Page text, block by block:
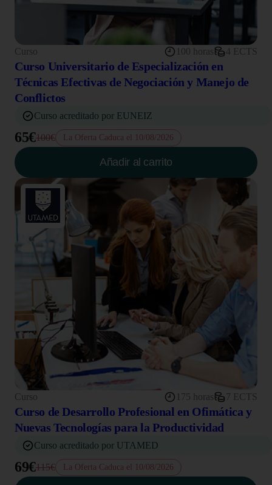
Curso 100 horas 4 ECTS
Curso Universitario de Especialización en
Técnicas Efectivas de Negociación y Manejo de
Conflictos
Curso acreditado por EUNEIZ
65€100€ La Oferta Caduca el 10/08/2026
Añadir al carrito
Curso 175 horas 7 ECTS
Curso de Desarrollo Profesional en Ofimática y
Nuevas Tecnologías para la Productividad
Curso acreditado por UTAMED
69€115€ La Oferta Caduca el 10/08/2026